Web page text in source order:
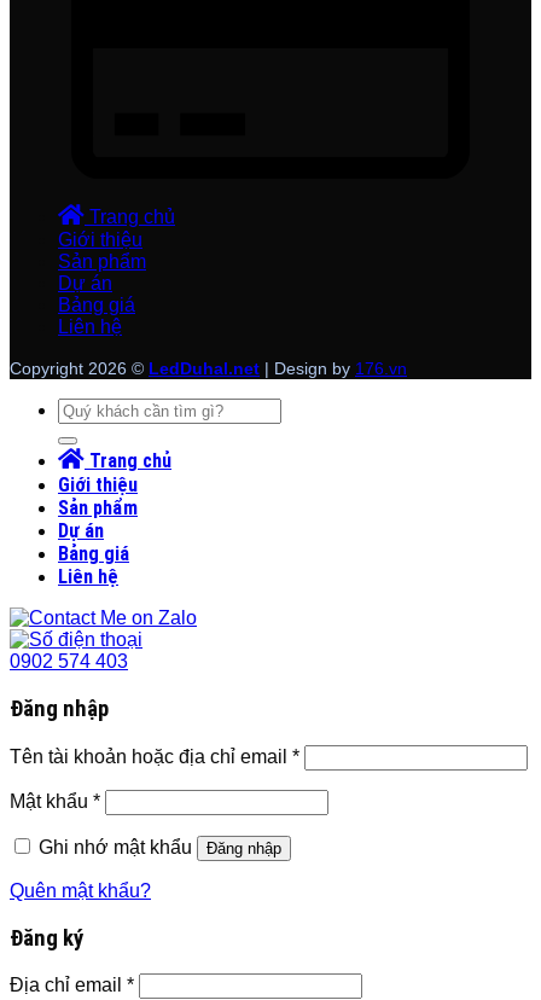
Trang chủ
Giới thiệu
Sản phẩm
Dự án
Bảng giá
Liên hệ
Copyright 2026 © LedDuhal.net | Design by 176.vn
Tìm
kiếm:
Trang chủ
Giới thiệu
Sản phẩm
Dự án
Bảng giá
Liên hệ
0902 574 403
Đăng nhập
Tên tài khoản hoặc địa chỉ email *
Mật khẩu *
Ghi nhớ mật khẩu Đăng nhập
Quên mật khẩu?
Đăng ký
Địa chỉ email *